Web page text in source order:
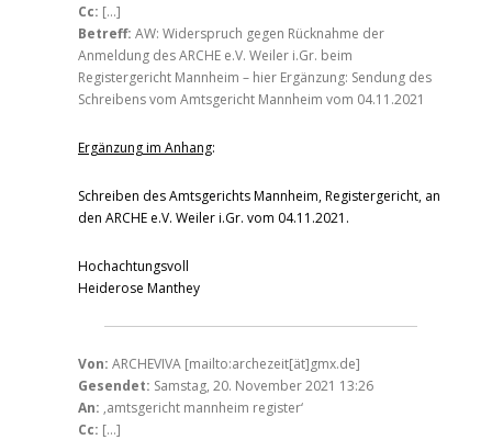
Cc: […]
Betreff: AW: Widerspruch gegen Rücknahme der
Anmeldung des ARCHE e.V. Weiler i.Gr. beim
Registergericht Mannheim – hier Ergänzung: Sendung des
Schreibens vom Amtsgericht Mannheim vom 04.11.2021
Ergänzung im Anhang:
Schreiben des Amtsgerichts Mannheim, Registergericht, an
den ARCHE e.V. Weiler i.Gr. vom 04.11.2021.
Hochachtungsvoll
Heiderose Manthey
Von: ARCHEVIVA [mailto:archezeit[ät]gmx.de]
Gesendet: Samstag, 20. November 2021 13:26
An: ‚amtsgericht mannheim register‘
Cc: […]